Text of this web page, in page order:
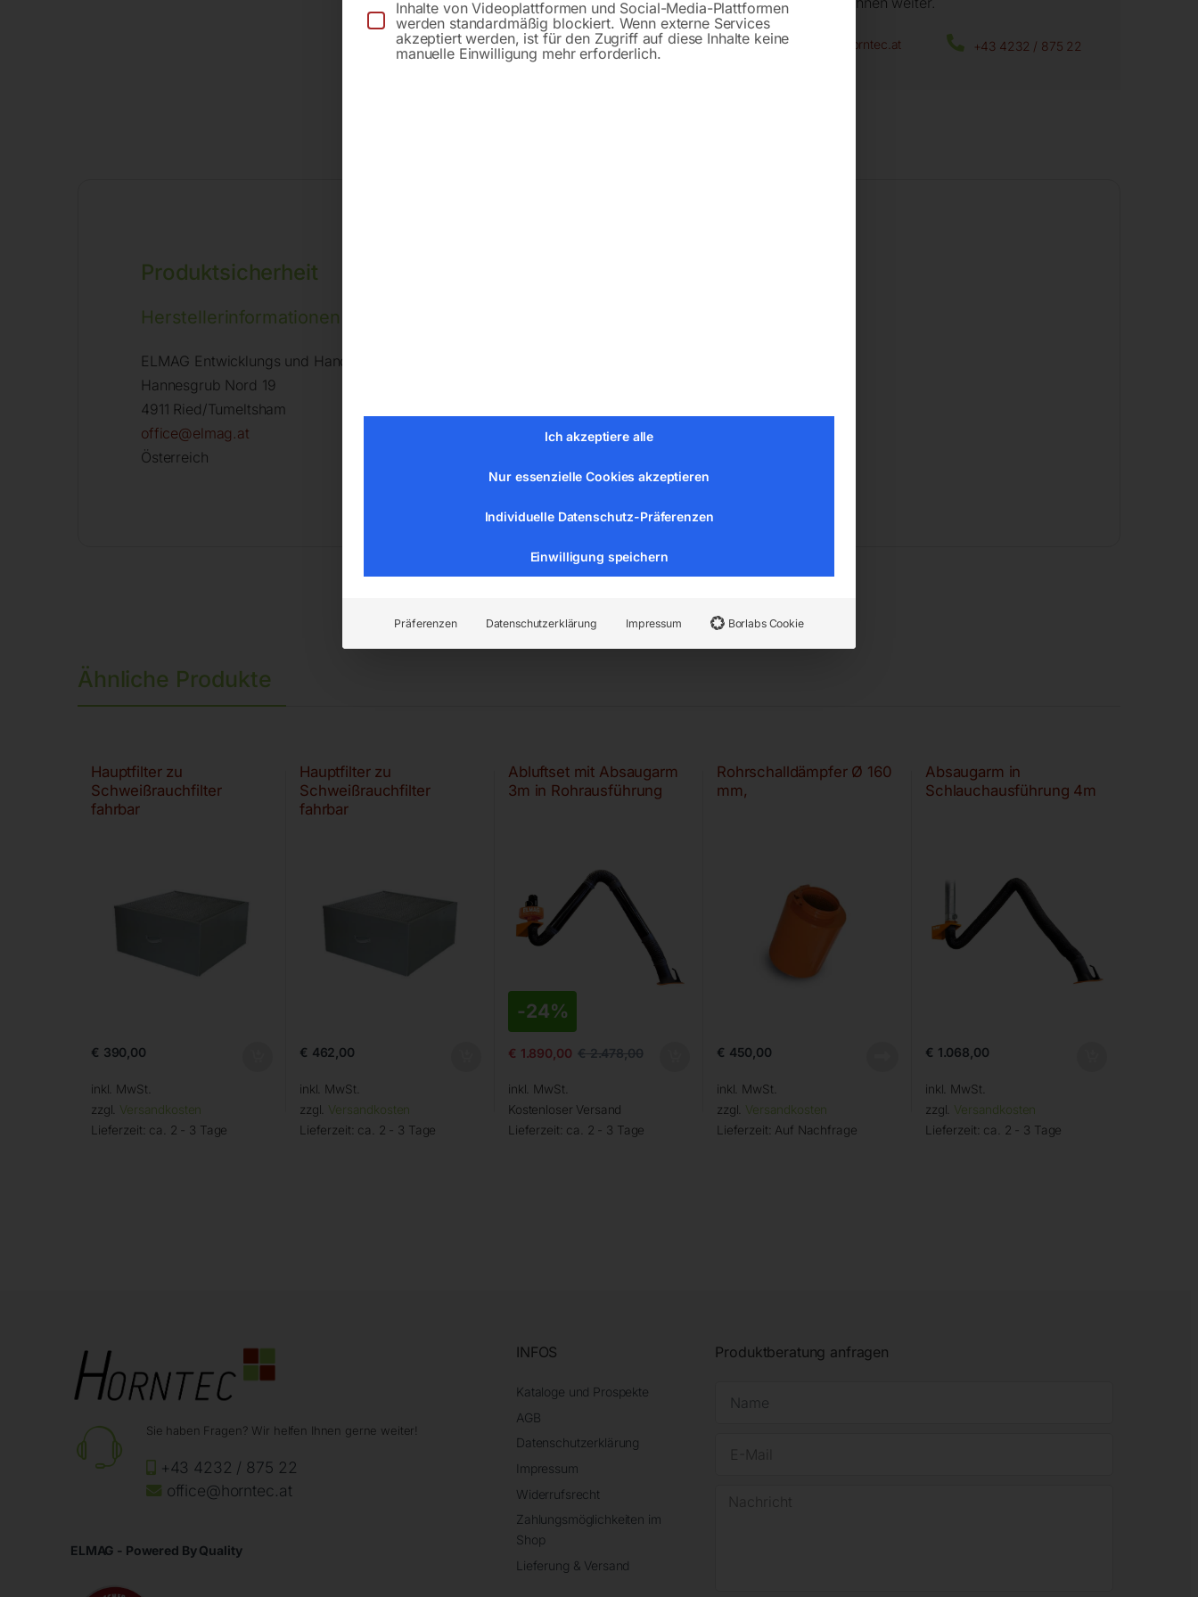
Anfrageformular office@horntec.at +43 4232 / 875 22
Produktsicherheit
Herstellerinformationen
ELMAG Entwicklungs und Handels GmbH
Hannesgrub Nord 19
4911 Ried/Tumeltsham
office@elmag.at
Österreich
Ähnliche Produkte
Hauptfilter zu
Schweißrauchfilter
fahrbar
€ 390,00
inkl. MwSt.
zzgl. Versandkosten
Lieferzeit: ca. 2 - 3 Tage
Hauptfilter zu
Schweißrauchfilter
fahrbar
€ 462,00
inkl. MwSt.
zzgl. Versandkosten
Lieferzeit: ca. 2 - 3 Tage
Abluftset mit Absaugarm
3m in Rohrausführung
-24%
€ 1.890,00 €2.478,00
inkl. MwSt.
Kostenloser Versand
Lieferzeit: ca. 2 - 3 Tage
Rohrschalldämpfer Ø 160
mm,
€ 450,00
inkl. MwSt.
zzgl. Versandkosten
Lieferzeit: Auf Nachfrage
Absaugarm in
Schlauchausführung 4m
€ 1.068,00
inkl. MwSt.
zzgl. Versandkosten
Lieferzeit: ca. 2 - 3 Tage
Sie haben Fragen? Wir helfen Ihnen gerne weiter!
+43 4232 / 875 22
office@horntec.at
ELMAG - Powered By Quality
INFOS
Kataloge und Prospekte
AGB
Datenschutzerklärung
Impressum
Widerrufsrecht
Zahlungsmöglichkeiten im
Shop
Lieferung & Versand
Produktberatung anfragen
Inhalte von Videoplattformen und Social-Media-Plattformen
werden standardmäßig blockiert. Wenn externe Services
akzeptiert werden, ist für den Zugriff auf diese Inhalte keine
manuelle Einwilligung mehr erforderlich.
Ich akzeptiere alle
Nur essenzielle Cookies akzeptieren
Individuelle Datenschutz-Präferenzen
Einwilligung speichern
Präferenzen Datenschutzerklärung Impressum Borlabs Cookie